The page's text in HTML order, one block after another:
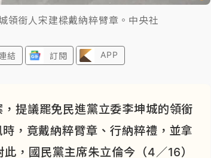
領銜人宋建樑戴納粹臂章。中央社
結 訂閱 APP
提議罷免民進黨立委李坤城的領銜
，竟戴納粹臂章、行納粹禮，並拿
，國民黨主席朱立倫今（4／16）